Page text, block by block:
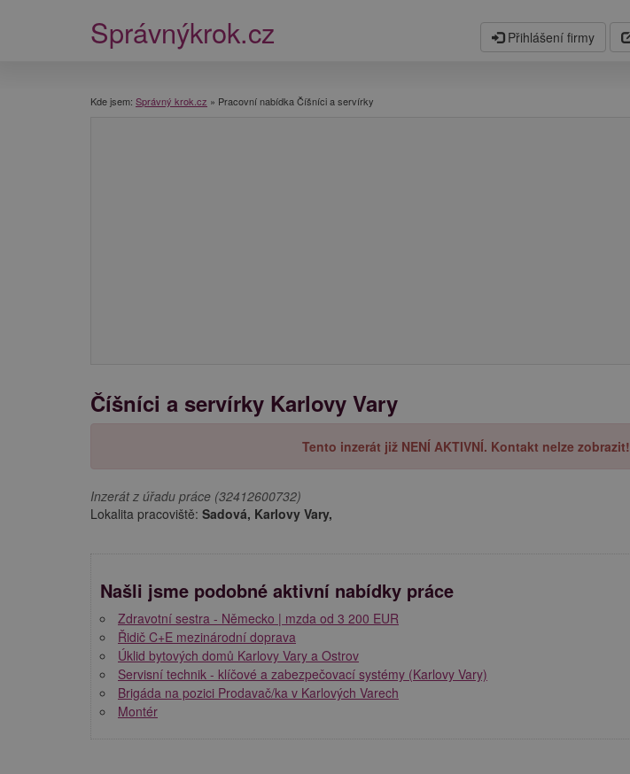
Správnýkrok.cz Přihlášení firmy
Kde jsem: Správný krok.cz » Pracovní nabídka Číšníci a servírky
Číšníci a servírky Karlovy Vary
Tento inzerát již NENÍ AKTIVNÍ. Kontakt nelze zobrazit!
Inzerát z úřadu práce (32412600732)
Lokalita pracoviště: Sadová, Karlovy Vary,
Našli jsme podobné aktivní nabídky práce
Zdravotní sestra - Německo | mzda od 3 200 EUR
Řidič C+E mezinárodní doprava
Úklid bytových domů Karlovy Vary a Ostrov
Servisní technik - klíčové a zabezpečovací systémy (Karlovy Vary)
Brigáda na pozici Prodavač/ka v Karlových Varech
Montér